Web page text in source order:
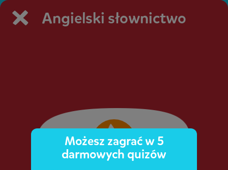
Angielski słownictwo
Możesz zagrać w 5
darmowych quizów